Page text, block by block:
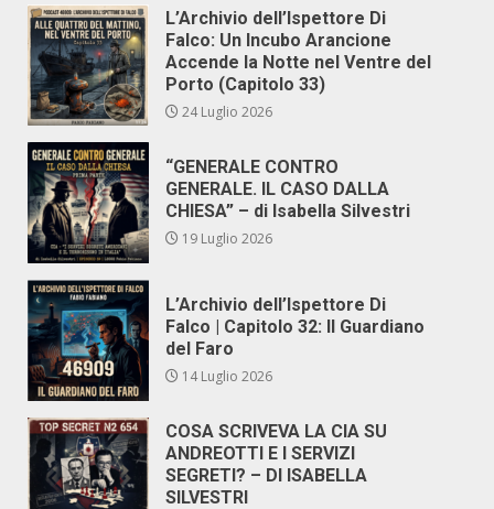
L’Archivio dell’Ispettore Di
Falco: Un Incubo Arancione
Accende la Notte nel Ventre del
Porto (Capitolo 33)
24 Luglio 2026
“GENERALE CONTRO
GENERALE. IL CASO DALLA
CHIESA” – di Isabella Silvestri
19 Luglio 2026
L’Archivio dell’Ispettore Di
Falco | Capitolo 32: Il Guardiano
del Faro
14 Luglio 2026
COSA SCRIVEVA LA CIA SU
ANDREOTTI E I SERVIZI
SEGRETI? – DI ISABELLA
SILVESTRI